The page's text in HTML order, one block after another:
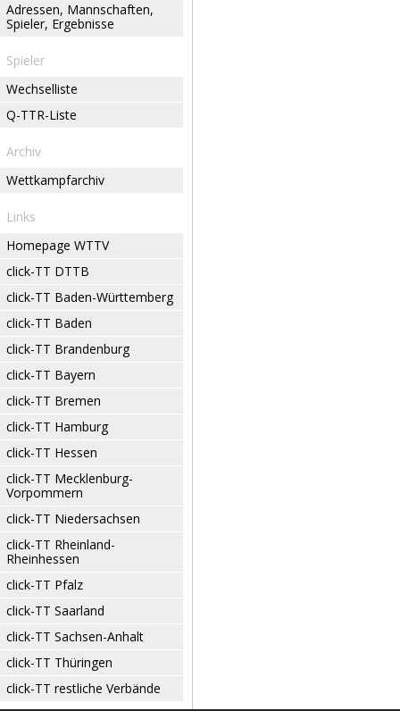
Adressen, Mannschaften,
Spieler, Ergebnisse
Spieler
Wechselliste
Q-TTR-Liste
Archiv
Wettkampfarchiv
Links
Homepage WTTV
click-TT DTTB
click-TT Baden-Württemberg
click-TT Baden
click-TT Brandenburg
click-TT Bayern
click-TT Bremen
click-TT Hamburg
click-TT Hessen
click-TT Mecklenburg-
Vorpommern
click-TT Niedersachsen
click-TT Rheinland-
Rheinhessen
click-TT Pfalz
click-TT Saarland
click-TT Sachsen-Anhalt
click-TT Thüringen
click-TT restliche Verbände